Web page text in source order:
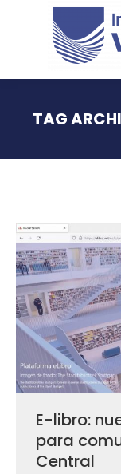
TAG
E-libro:
para
Central